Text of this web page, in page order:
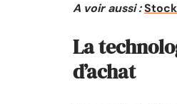
A voir aussi :
La
d’achat